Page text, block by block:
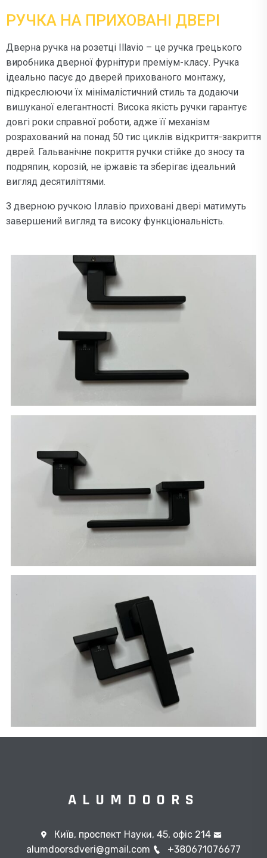
РУЧКА НА ПРИХОВАНІ ДВЕРІ
Дверна ручка на розетці Illavio – це ручка грецького
виробника дверної фурнітури преміум-класу. Ручка
ідеально пасує до дверей прихованого монтажу,
підкреслюючи їх мінімалістичний стиль та додаючи
вишуканої елегантності. Висока якість ручки гарантує
довгі роки справної роботи, адже її механізм
розрахований на понад 50 тис циклів відкриття-закриття
дврей. Гальванічне покриття ручки стійке до зносу та
подряпин, корозій, не іржавіє та зберігає ідеальний
вигляд десятиліттями.
З дверною ручкою Іллавіо приховані двері матимуть
завершений вигляд та високу функціональність.
ALUMDOORS
Київ, проспект Науки, 45, офіс 214
alumdoorsdveri@gmail.com
+380671076677